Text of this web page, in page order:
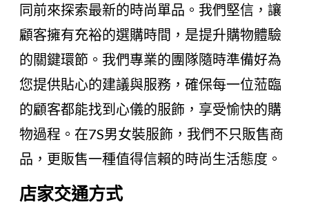
同前來探索最新的時尚單品。我們堅信，讓
顧客擁有充裕的選購時間，是提升購物體驗
的關鍵環節。我們專業的團隊隨時準備好為
您提供貼心的建議與服務，確保每一位蒞臨
的顧客都能找到心儀的服飾，享受愉快的購
物過程。在7S男女裝服飾，我們不只販售商
品，更販售一種值得信賴的時尚生活態度。
店家交通方式